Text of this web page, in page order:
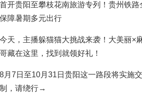
首开贵阳至攀枝花南旅游专列！贵州铁路
保障暑期多元出行
今天，主播躲猫猫大挑战来袭！大美丽×
哥藏在这里，找到就领好礼！
8月7日至10月31日贵阳这一路段将实施
制，请绕行→